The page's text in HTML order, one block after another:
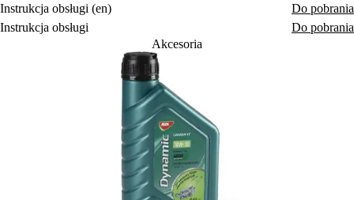
Instrukcja obsługi (en)
Do pobrania
Instrukcja obsługi
Do pobrania
Akcesoria